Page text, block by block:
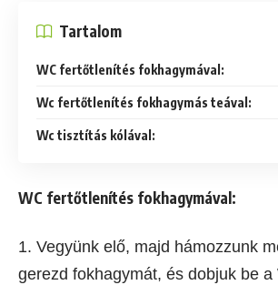
Tartalom
WC fertőtlenítés fokhagymával:
Wc fertőtlenítés fokhagymás teával:
Wc tisztítás kólával:
WC fertőtlenítés fokhagymával:
1. Vegyünk elő, majd hámozzunk
gerezd fokhagymát, és dobjuk be a